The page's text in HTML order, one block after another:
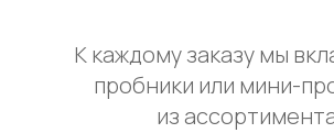
К каждому заказу мы
пробники или мини-
из